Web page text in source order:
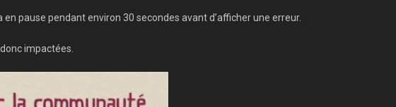
pause pendant environ 30 secondes avant d’afficher une erreur.
impactées.